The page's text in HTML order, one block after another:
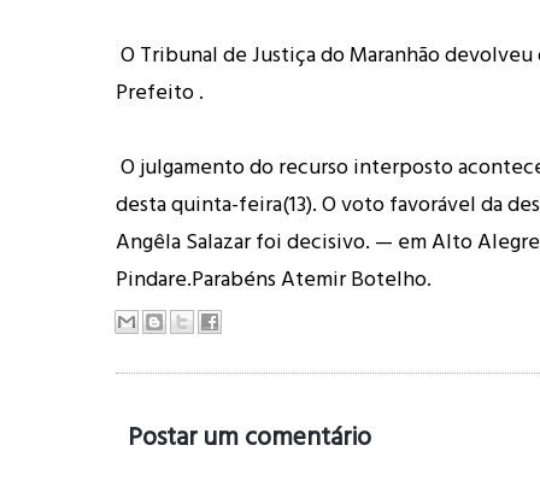
O Tribunal de Justiça do Maranhão devolveu
Prefeito .
O julgamento do recurso interposto
desta quinta-feira(13). O voto favorável da
Angêla Salazar foi decisivo. — em Alto
Pindare.ParabénsAtemir Botelho.
Postar um comentário